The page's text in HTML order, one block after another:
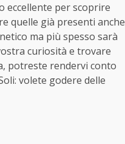
eccellente per scoprire
quelle già presenti anche
ma più spesso sarà
curiosità e trovare
potreste rendervi conto
volete godere delle